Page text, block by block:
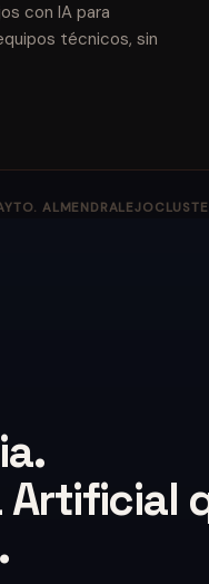
con IA para
técnicos, sin
ALMENDRALEJO
Artificial